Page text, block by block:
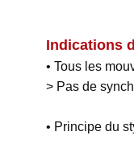
Indications
• Tous les
> Pas de
• Principe du